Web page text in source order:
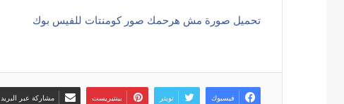
تحميل صورة مش هرحمك صور كومنتات للفيس بوك
فيسبوك تويتر بينتيريست مشاركة عبر البريد